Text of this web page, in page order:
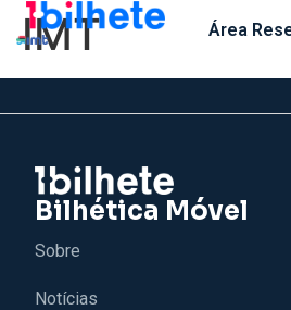
Área
IMT
Bilhética Móvel
Sobre
Notícias